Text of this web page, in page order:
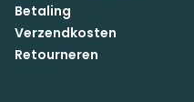
Betaling
Verzendkosten
Retourneren